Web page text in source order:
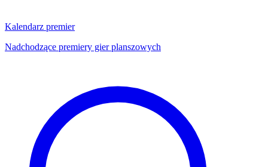
Kalendarz premier
Nadchodzące premiery gier planszowych